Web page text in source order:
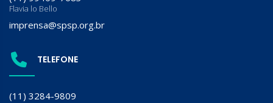
Flavia lo Bello
imprensa@spsp.org.br
TELEFONE
(11) 3284-9809